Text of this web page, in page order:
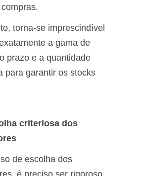
torna-se imprescindível
a gama de
prazo e a quantidade
para garantir os stocks
criteriosa dos
de escolha dos
é preciso ser rigoroso,